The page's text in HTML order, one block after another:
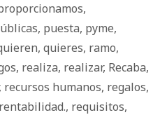
,
, puesta, pyme,
, quieres, ramo,
, realiza, realizar, Recaba,
recursos humanos, regalos,
rentabilidad., requisitos,